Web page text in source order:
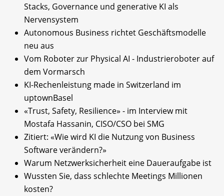
Stacks, Governance und generative KI als
Nervensystem
Autonomous Business richtet Geschäftsmodelle
neu aus
Vom Roboter zur Physical AI - Industrieroboter auf
dem Vormarsch
KI-Rechenleistung made in Switzerland im
uptownBasel
«Trust, Safety, Resilience» - im Interview mit
Mostafa Hassanin, CISO/CSO bei SMG
Zitiert: «Wie wird KI die Nutzung von Business
Software verändern?»
Warum Netzwerksicherheit eine Daueraufgabe ist
Wussten Sie, dass schlechte Meetings Millionen
kosten?